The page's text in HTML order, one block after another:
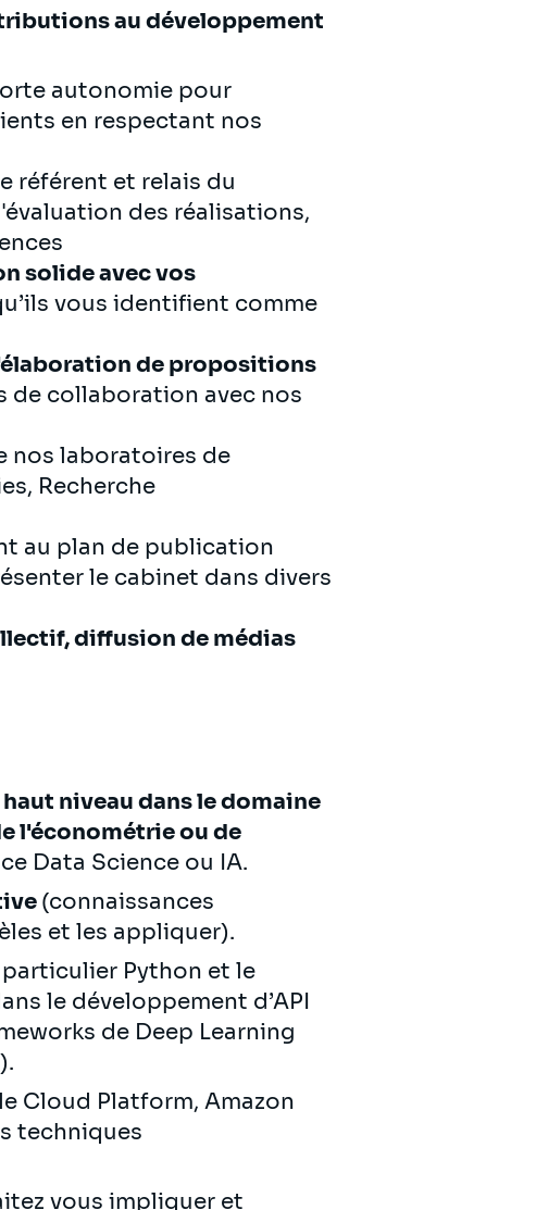
au développement
autonomie pour
en respectant nos
référent et relais du
des réalisations,
solide avec vos
vous identifient comme
de propositions
collaboration avec nos
nos laboratoires de
Recherche
au plan de publication
le cabinet dans divers
diffusion de médias
niveau dans le domaine
l'économétrie ou de
Data Science ou IA.
(connaissances
et les appliquer).
Python et le
le développement d’API
de Deep Learning
Cloud Platform, Amazon
techniques
vous impliquer et